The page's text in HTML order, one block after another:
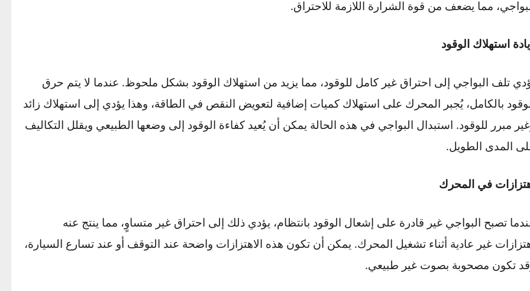
الشرارة بشكل كافٍ، يحتاج المحرك وقتًا أطول ليبدأ بالعمل، وقد يحدث هذا بشكل متكرر في الطقس
مما يضعف من قوة الشرارة اللازمة للاحتراق​.
الوقود
بالكامل، يُجبر المحرك على استهلاك كميات إضافية لتعويض النقص في الطاقة، وهذا يؤدي إلى استهلاك زائد
للوقود. استبدال البواجي في هذه الحالة يمكن أن يُعيد كفاءة الوقود إلى وضعها الطبيعي ويقلل التكاليف
الطويل​.
في المحرك